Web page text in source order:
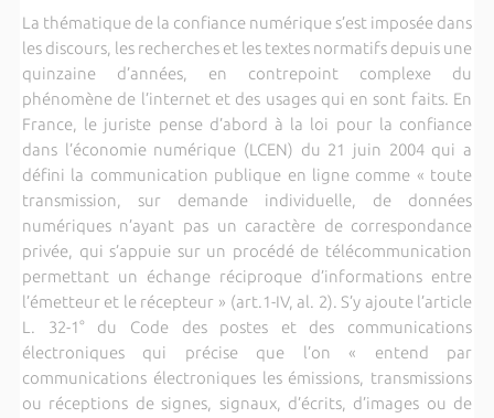
La thématique de la confiance numérique s’est imposée dans
les discours, les recherches et les textes normatifs depuis une
quinzaine d’années, en contrepoint complexe du
phénomène de l’internet et des usages qui en sont faits. En
France, le juriste pense d’abord à la loi pour la confiance
dans l’économie numérique (LCEN) du 21 juin 2004 qui a
défini la communication publique en ligne comme « toute
transmission, sur demande individuelle, de données
numériques n’ayant pas un caractère de correspondance
privée, qui s’appuie sur un procédé de télécommunication
permettant un échange réciproque d’informations entre
l’émetteur et le récepteur » (art.1-IV, al. 2). S’y ajoute l’article
L. 32-1° du Code des postes et des communications
électroniques qui précise que l’on « entend par
communications électroniques les émissions, transmissions
ou réceptions de signes, signaux, d’écrits, d’images ou de